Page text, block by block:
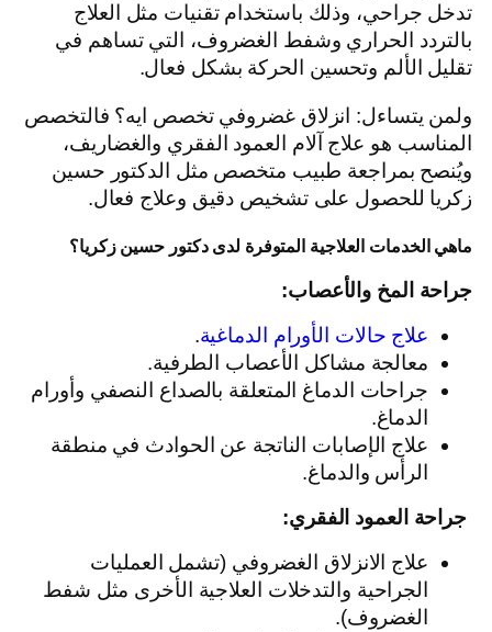
تدخل جراحي، وذلك باستخدام تقنيات مثل العلاج
بالتردد الحراري وشفط الغضروف، التي تساهم في
تقليل الألم وتحسين الحركة بشكل فعال.
ولمن يتساءل: انزلاق غضروفي تخصص ايه؟ فالتخصص
المناسب هو علاج آلام العمود الفقري والغضاريف،
ويُنصح بمراجعة طبيب متخصص مثل الدكتور حسين
زكريا للحصول على تشخيص دقيق وعلاج فعال.
ماهي الخدمات العلاجية المتوفرة لدى دكتور حسين زكريا؟
جراحة المخ والأعصاب:
علاج حالات الأورام الدماغية.
معالجة مشاكل الأعصاب الطرفية.
جراحات الدماغ المتعلقة بالصداع النصفي وأورام
الدماغ.
علاج الإصابات الناتجة عن الحوادث في منطقة
الرأس والدماغ.
جراحة العمود الفقري:
علاج الانزلاق الغضروفي (تشمل العمليات
الجراحية والتدخلات العلاجية الأخرى مثل شفط
الغضروف).